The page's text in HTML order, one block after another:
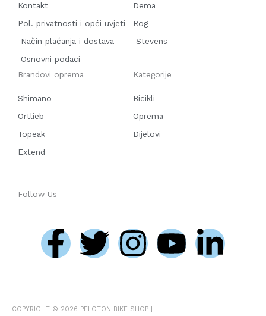
Kontakt
Pol. privatnosti i opći uvjeti
Način plaćanja i dostava
Osnovni podaci
Dema
Rog
Stevens
Brandovi oprema
Shimano
Ortlieb
Topeak
Extend
Kategorije
Bicikli
Oprema
Dijelovi
Follow Us
F
a
T
w
I
n
Y
o
L
i
COPYRIGHT © 2026 PELOTON BIKE SHOP